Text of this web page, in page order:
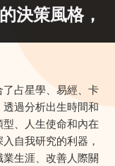
決策風格，
占星學、易經、卡
過分析出生時間和
、人生使命和內在
自我研究的利器，
生涯、改善人際關